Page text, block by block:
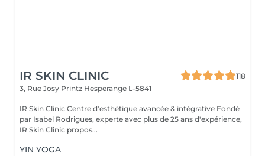
IR SKIN CLINIC
118
3, Rue Josy Printz Hesperange L-5841
IR Skin Clinic Centre d'esthétique avancée & intégrative Fondé
par Isabel Rodrigues, experte avec plus de 25 ans d'expérience,
IR Skin Clinic propos...
YIN YOGA